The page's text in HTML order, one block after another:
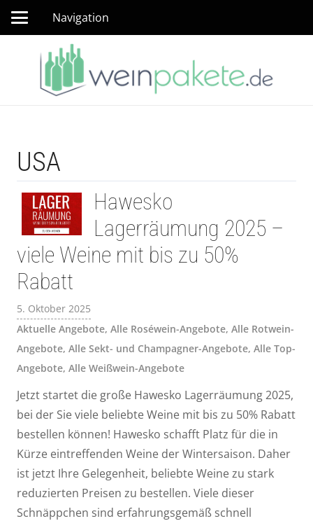
Navigation
USA
Hawesko
Lagerräumung 2025 –
viele Weine mit bis zu 50%
Rabatt
5. Oktober 2025
Aktuelle Angebote, Alle Roséwein-Angebote, Alle Rotwein-
Angebote, Alle Sekt- und Champagner-Angebote, Alle Top-
Angebote, Alle Weißwein-Angebote
Jetzt startet die große Hawesko Lagerräumung 2025,
bei der Sie viele beliebte Weine mit bis zu 50% Rabatt
bestellen können! Hawesko schafft Platz für die in
Kürze eintreffenden Weine der Wintersaison. Daher
ist jetzt Ihre Gelegenheit, beliebte Weine zu stark
reduzierten Preisen zu bestellen. Viele dieser
Schnäppchen sind erfahrungsgemäß schnell